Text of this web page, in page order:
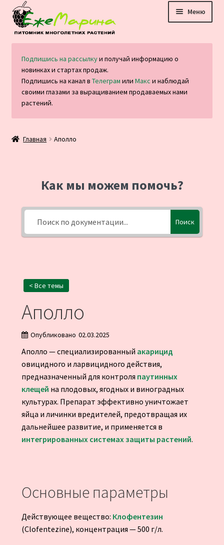
Перейти
к
навигации
Перейти
к
содержимому
Меню
Каталог
Оплата и доставка
Контакты
Подпишись на рассылкуи получай информацию о
новинках и стартах продаж.
Подпишись на канал в Телеграм или Макс и наблюдай
своими глазами за выращиванием продаваемых нами
растений.
Главная Аполло
Как мы можем помочь?
Поиск
< Все темы
Аполло
Опубликовано 02.03.2025
Аполло — специализированный акарицид
овицидного и ларвицидного действия,
предназначенный для контроля паутинных
клещей на плодовых, ягодных и виноградных
культурах. Препарат эффективно уничтожает
яйца и личинки вредителей, предотвращая их
дальнейшее развитие, и применяется в
интегрированных системах защиты растений.
Основные параметры
Действующее вещество: Клофентезин
(Clofentezine), концентрация — 500 г/л.